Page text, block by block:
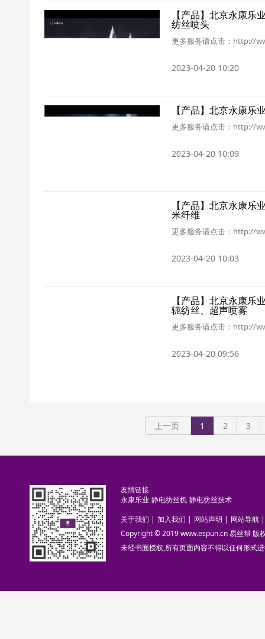
【产品】北京永康乐
纺丝喷头
更多服务请点击：http://
2023-04-20 10:20
【产品】北京永康乐
更多服务请点击：http://
2023-04-20 10:09
【产品】北京永康乐
米纤维
更多服务请点击：http://
2023-04-20 10:03
【产品】北京永康
轭纺丝、超声喷雾
更多服务请点击：http://
2023-04-20 09:56
上一页 1 2 3
友情链接
永康乐业 静电纺丝机 静电纺丝技术
关于我们 | 加入我们 | 网站声明 | 网站导航 |
Copyright © 2019 www.espun.cn 易丝帮 版
未经书面授权,所有页面内容不得以任何形式